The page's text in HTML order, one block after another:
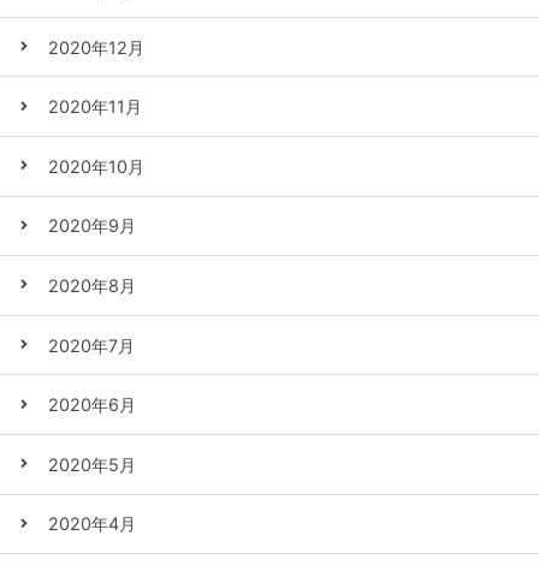
2020年12月
2020年11月
2020年10月
2020年9月
2020年8月
2020年7月
2020年6月
2020年5月
2020年4月